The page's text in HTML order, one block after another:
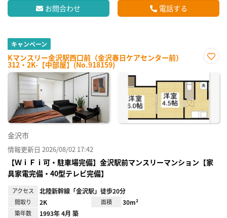
お問合わせ 電話する
キャンペーン
Kマンスリー金沢駅西口前（金沢春日ケアセンター前）
312・2K-【中部屋】(No.918159)
に入
り登
録
金沢市
情報更新日 2026/08/02 17:42
【ＷｉＦｉ可・駐車場完備】金沢駅前マンスリーマンション【家
具家電完備・40型テレビ完備】
アクセス 北陸新幹線「金沢駅」徒歩20分
間取り 2K 面積 30m²
築年数 1993年 4月 築